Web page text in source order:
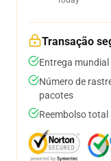
Transação
Entrega
Número de
pacotes
Reembolso